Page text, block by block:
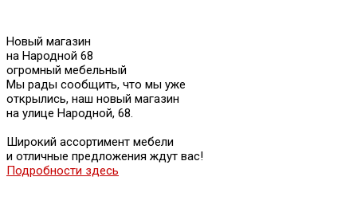
Новый магазин
на Народной 68
огромный мебельный
Мы рады сообщить, что мы уже
открылись, наш новый магазин
на улице Народной, 68.
Широкий ассортимент мебели
и отличные предложения ждут вас!
Подробности здесь